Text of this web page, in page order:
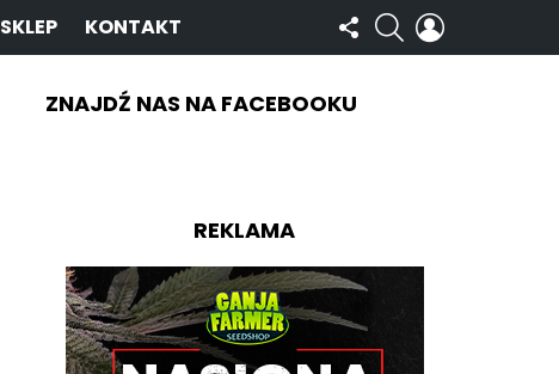
SKLEP KONTAKT
OBSERWUJ
NAS
SZUKAJ
ZNAJDŹ NAS NA FACEBOOKU
REKLAMA